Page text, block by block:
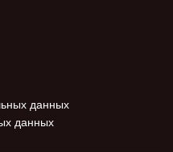
данных
данных